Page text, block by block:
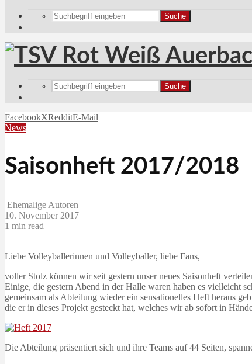
Suche
Suche
FacebookXRedditE-Mail
News
Saisonheft 2017/2018
Ehemalige Autoren
10. November 2017
1 min read
Liebe Volleyballerinnen und Volleyballer, liebe Fans,
voller Stolz können wir seit gestern unser neues Saisonheft
Einige, die gestern Abend in der Halle waren haben es vielleicht
gemeinsam als Abteilung wieder ein sensationelles Heft heraus
die er in dieses Projekt gesteckt hat, welches wir ab sofort in
Die Abteilung präsentiert sich und ihre Teams auf 44 Seiten,